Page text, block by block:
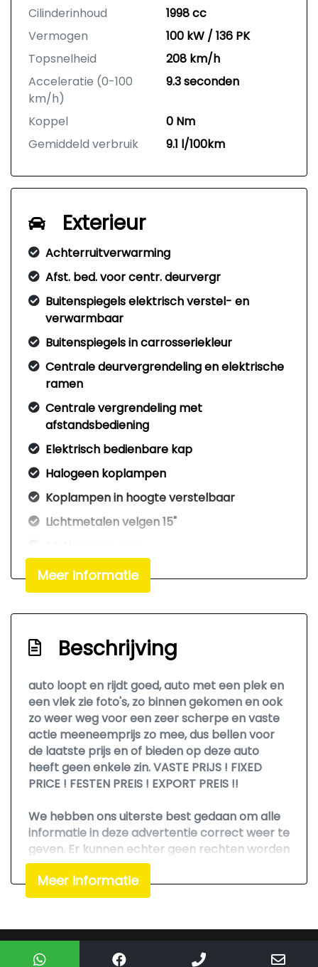
Cilinderinhoud
1998 cc
Vermogen
100 kW / 136 PK
Topsnelheid
208 km/h
Acceleratie (0-100
km/h)
9.3 seconden
Koppel
0 Nm
Gemiddeld verbruik
9.1 l/100km
Exterieur
Achterruitverwarming
Afst. bed. voor centr. deurvergr
Buitenspiegels elektrisch verstel- en
verwarmbaar
Buitenspiegels in carrosseriekleur
Centrale deurvergrendeling en elektrische
ramen
Centrale vergrendeling met
afstandsbediening
Elektrisch bedienbare kap
Halogeen koplampen
Koplampen in hoogte verstelbaar
Lichtmetalen velgen 15"
Sportvelgen
Warmtewerend glas
Windscherm
Interieur
Airco
Armsteun voor
Bestuurdersstoel in hoogte verstelbaar
Buitentemperatuurmeter
Elektrische ramen voor
Middenarmsteun voor
Passagiersstoel in hoogte verstelbaar
Sportstoelen
Stoffen bekleding
Meer informatie
Beschrijving
auto loopt en rijdt goed, auto met een plek en
een vlek zie foto's, zo binnen gekomen en ook
zo weer weg voor een zeer scherpe en vaste
actie meeneemprijs zo mee, dus bellen voor
de laatste prijs en of bieden op deze auto
heeft geen enkele zin. VASTE PRIJS ! FIXED
PRICE ! FESTEN PREIS ! EXPORT PREIS !!
We hebben ons uiterste best gedaan om alle
informatie in deze advertentie correct weer te
geven. Er kunnen echter geen rechten worden
ontleend aan de verstrekte informatie in de
advertentie. Vertrouw niet alleen op deze
informatie maar controleer altijd zelf de zaken
zouden kunnen beïnvloeden. Neem contact op
Meer informatie
Mogelijk gemaakt door